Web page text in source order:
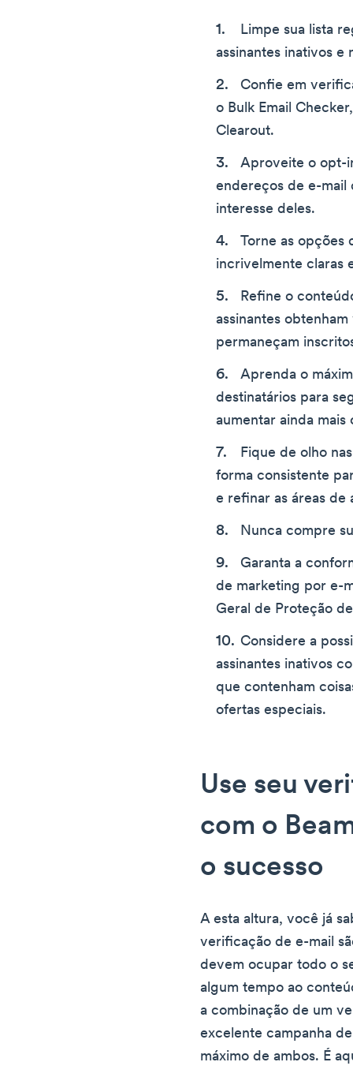
Limpe sua lista
assinantes inativos e
Confie em
o Bulk Email
Clearout.
Aproveite o opt-
endereços de e-mail
interesse deles.
Torne as opções
incrivelmente claras
Refine o
assinantes
permaneçam
Aprenda o
destinatários para
aumentar ainda
Fique de olho
forma consistente
e refinar as áreas de
Nunca compre
Garanta a
de marketing por e-
Geral de Proteção
Considere a
assinantes inativos
que contenham
ofertas especiais.
Use seu
com o
o sucesso
A esta altura, você já
verificação de e-mail
devem ocupar todo o
algum tempo ao
a combinação de um
excelente campanha
máximo de ambos. É